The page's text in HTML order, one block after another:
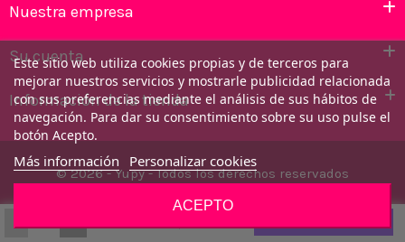
- + 7,17 €
Nuestra empresa
Su cuenta
Información de la tienda
Este sitio web utiliza cookies propias y de terceros para
mejorar nuestros servicios y mostrarle publicidad relacionada
con sus preferencias mediante el análisis de sus hábitos de
navegación. Para dar su consentimiento sobre su uso pulse el
botón Acepto.
Más información Personalizar cookies
ACEPTO
© 2026 - Yupy - Todos los derechos reservados